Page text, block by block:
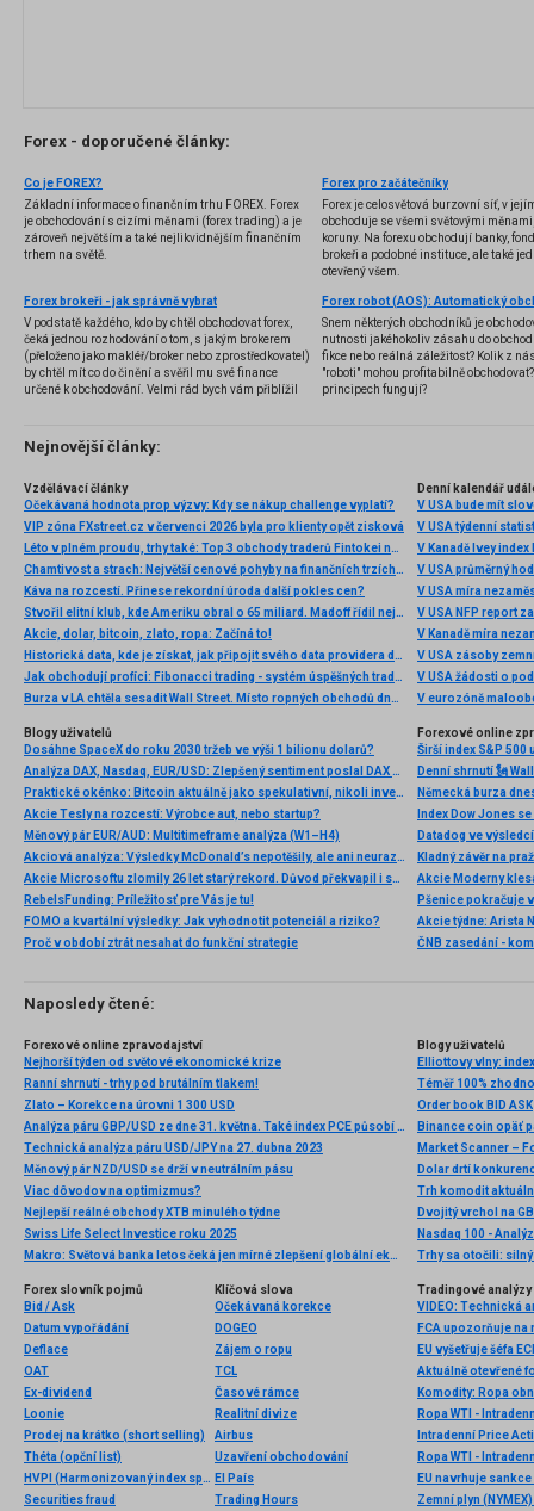
Forex - doporučené články:
Co je FOREX?
Základní informace o finančním trhu FOREX. Forex
je obchodování s cizími měnami (forex trading) a je
zároveň největším a také nejlikvidnějším finančním
trhem na světě.
Forex pro začátečníky
Forex je celosvětová burzovní síť, v
obchoduje se všemi světovými
koruny. Na forexu obchodují banky,
brokeři a podobné instituce, ale také
otevřený všem.
Forex brokeři - jak správně vybrat
V podstatě každého, kdo by chtěl obchodovat forex,
čeká jednou rozhodování o tom, s jakým brokerem
(přeloženo jako makléř/broker nebo zprostředkovatel)
by chtěl mít co do činění a svěřil mu své finance
určené k obchodování. Velmi rád bych vám přiblížil
několik příkladů nejznámějších z nich.
Snem některých obchodníků je
nutnosti jakéhokoliv zásahu do
fikce nebo reálná záležitost? Kolik z
"roboti" mohou profitabilně
principech fungují?
Nejnovější články:
Vzdělávací články
Očekávaná hodnota prop výzvy: Kdy se nákup challenge vyplatí?
VIP zóna FXstreet.cz v červenci 2026 byla pro klienty opět zisková
Léto v plném proudu, trhy také: Top 3 obchody traderů Fintokei na indexech a zlatě
Chamtivost a strach: Největší cenové pohyby na finančních trzích (červenec 2026)
Káva na rozcestí. Přinese rekordní úroda další pokles cen?
Stvořil elitní klub, kde Ameriku obral o 65 miliard. Madoff řídil největší Ponzi dějin
Akcie, dolar, bitcoin, zlato, ropa: Začíná to!
Historická data, kde je získat, jak připojit svého data providera do MultiCharts a proč je budeme potřebovat? (4. díl)
Jak obchodují profíci: Fibonacci trading - systém úspěšných traderů
Burza v LA chtěla sesadit Wall Street. Místo ropných obchodů dnes místem duní basy
Denní kalendář
V USA bude mít
V USA týdenní
V Kanadě Ivey index
V USA průměrný
V USA míra
V USA NFP report
V Kanadě míra
V USA zásoby
V USA žádosti o
V eurozóně
Blogy uživatelů
Dosáhne SpaceX do roku 2030 tržeb ve výši 1 bilionu dolarů?
Analýza DAX, Nasdaq, EUR/USD: Zlepšený sentiment poslal DAX na nová maxima
Praktické okénko: Bitcoin aktuálně jako spekulativní, nikoli investiční aktivum
Akcie Tesly na rozcestí: Výrobce aut, nebo startup?
Měnový pár EUR/AUD: Multitimeframe analýza (W1–H4)
Akciová analýza: Výsledky McDonald’s nepotěšily, ale ani neurazily. Jakou vizi společnost prezentovala?
Akcie Microsoftu zlomily 26 let starý rekord. Důvod překvapil i samotné investory
RebelsFunding: Príležitosť pre Vás je tu!
FOMO a kvartální výsledky: Jak vyhodnotit potenciál a riziko?
Proč v období ztrát nesahat do funkční strategie
Forexové online
Širší index S&P
Index Dow Jones
Kladný závěr na
ČNB zasedání -
Naposledy čtené:
Forexové online zpravodajství
Nejhorší týden od světové ekonomické krize
Ranní shrnutí - trhy pod brutálním tlakem!
Zlato – Korekce na úrovni 1 300 USD
Analýza páru GBP/USD ze dne 31. května. Také index PCE působí proti dolaru
Technická analýza páru USD/JPY na 27. dubna 2023
Měnový pár NZD/USD se drží v neutrálním pásu
Viac dôvodov na optimizmus?
Nejlepší reálné obchody XTB minulého týdne
Swiss Life Select Investice roku 2025
Makro: Světová banka letos čeká jen mírné zlepšení globální ekonomiky
Blogy uživatelů
Téměř 100%
Order book BID ASK
Binance coin opäť
Market Scanner –
Trh komodit
Nasdaq 100 -
Trhy sa otočili:
Forex slovník pojmů
Bid / Ask
Datum vypořádání
Deflace
OAT
Ex-dividend
Loonie
Prodej na krátko (short selling)
Théta (opční list)
HVPI (Harmonizovaný index spotřebitelských cen)
Securities fraud
Klíčová slova
Očekávaná korekce
DOGEO
Zájem o ropu
TCL
Časové rámce
Realitní divize
Airbus
Uzavření obchodování
El País
Trading Hours
Tradingové analýzy
FCA upozorňuje
EU vyšetřuje šéfa
Aktuálně otevřené
Komodity: Ropa
Ropa WTI -
Intradenní Price
Ropa WTI -
EU navrhuje
Zemní plyn